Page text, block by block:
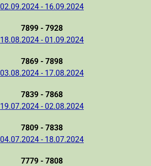
02.09.2024 - 16.09.2024
7899 - 7928
18.08.2024 - 01.09.2024
7869 - 7898
03.08.2024 - 17.08.2024
7839 - 7868
19.07.2024 - 02.08.2024
7809 - 7838
04.07.2024 - 18.07.2024
7779 - 7808